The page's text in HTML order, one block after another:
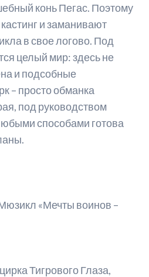
конь Пегас. Поэтому
и заманивают
в свое логово. Под
целый мир: здесь не
и подсобные
– просто обманка
под руководством
способами готова
«Мечты воинов –
Тигрового Глаза,